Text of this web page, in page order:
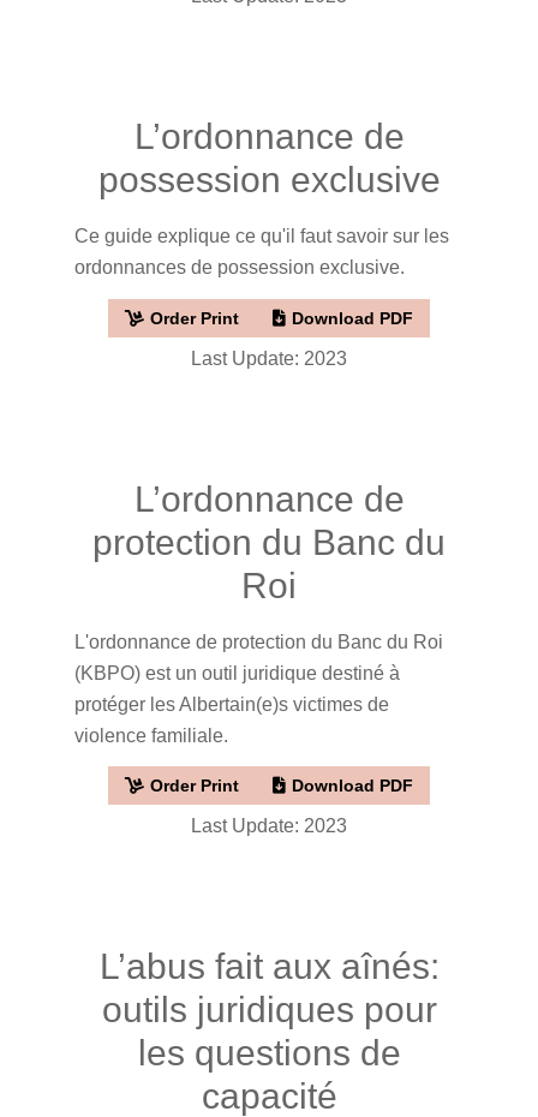
L’ordonnance de
possession exclusive
Ce guide explique ce qu'il faut savoir sur les
ordonnances de possession exclusive.
Order Print Download PDF
Last Update: 2023
L’ordonnance de
protection du Banc du
Roi
L'ordonnance de protection du Banc du Roi
(KBPO) est un outil juridique destiné à
protéger les Albertain(e)s victimes de
violence familiale.
Order Print Download PDF
Last Update: 2023
L’abus fait aux aînés:
outils juridiques pour
les questions de
capacité